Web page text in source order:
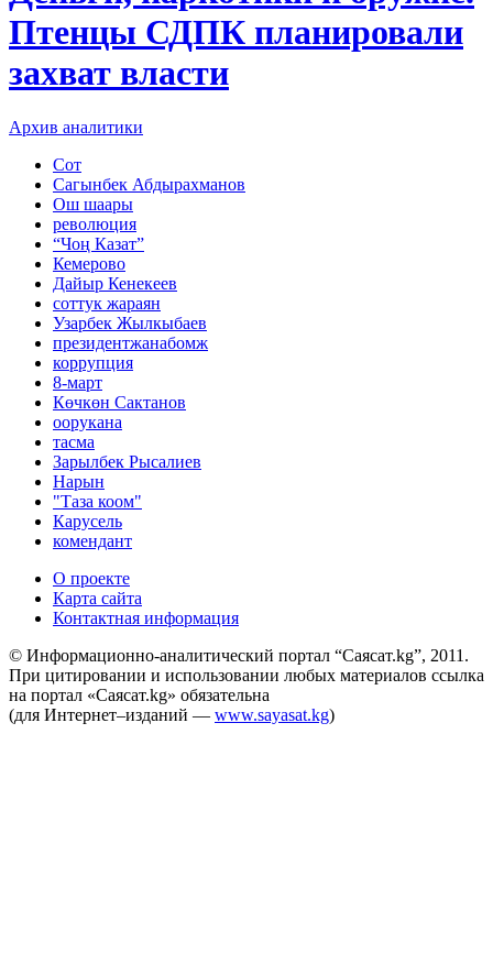
Птенцы СДПК планировали
захват власти
Архив аналитики
Сот
Сагынбек Абдырахманов
Ош шаары
революция
“Чоң Казат”
Кемерово
Дайыр Кенекеев
соттук жараян
Узарбек Жылкыбаев
президентжанабомж
коррупция
8-март
Көчкөн Сактанов
оорукана
тасма
Зарылбек Рысалиев
Нарын
"Таза коом"
Карусель
комендант
О проекте
Карта сайта
Контактная информация
© Информационно-аналитический портал “Саясат.kg”, 2011.
При цитировании и использовании любых материалов ссылка
на портал «Саясат.kg» обязательна
(для Интернет–изданий — www.sayasat.kg)